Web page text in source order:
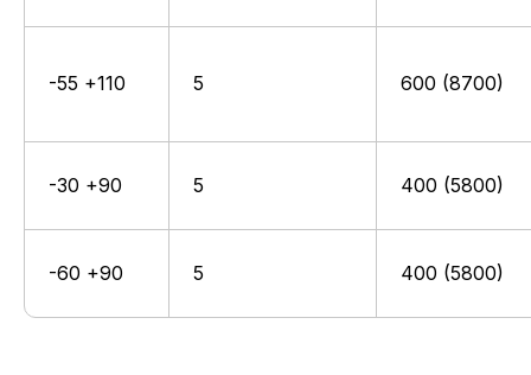
-55 +110 5 600 (8700)
-30 +90 5 400 (5800)
-60 +90 5 400 (5800)